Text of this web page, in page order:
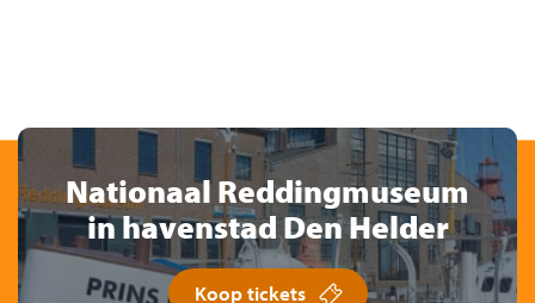
Nationaal Reddingmuseum
in havenstad Den Helder
Koop tickets